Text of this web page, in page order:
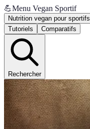
💪Menu Vegan Sportif
Nutrition vegan pour sportifs
Tutoriels
Comparatifs
Rechercher